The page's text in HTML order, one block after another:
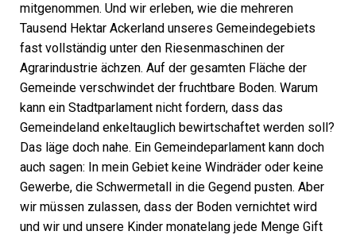
mitgenommen. Und wir erleben, wie die mehreren
Tausend Hektar Ackerland unseres Gemeindegebiets
fast vollständig unter den Riesenmaschinen der
Agrarindustrie ächzen. Auf der gesamten Fläche der
Gemeinde verschwindet der fruchtbare Boden. Warum
kann ein Stadtparlament nicht fordern, dass das
Gemeindeland enkeltauglich bewirtschaftet werden soll?
Das läge doch nahe. Ein Gemeindeparlament kann doch
auch sagen: In mein ­Gebiet keine Windräder oder keine
Gewerbe, die Schwermetall in die Gegend pusten. Aber
wir müssen zulassen, dass der Boden vernichtet wird
und wir und unsere Kinder monatelang jede Menge Gift